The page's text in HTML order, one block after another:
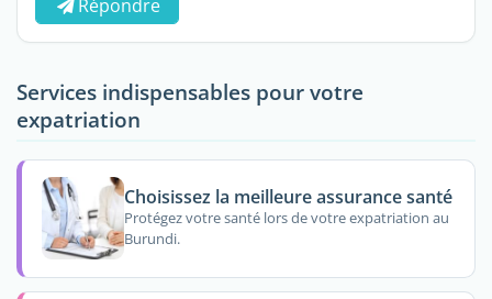
Répondre
Services indispensables pour votre
expatriation
Choisissez la meilleure assurance santé
Protégez votre santé lors de votre expatriation au
Burundi.